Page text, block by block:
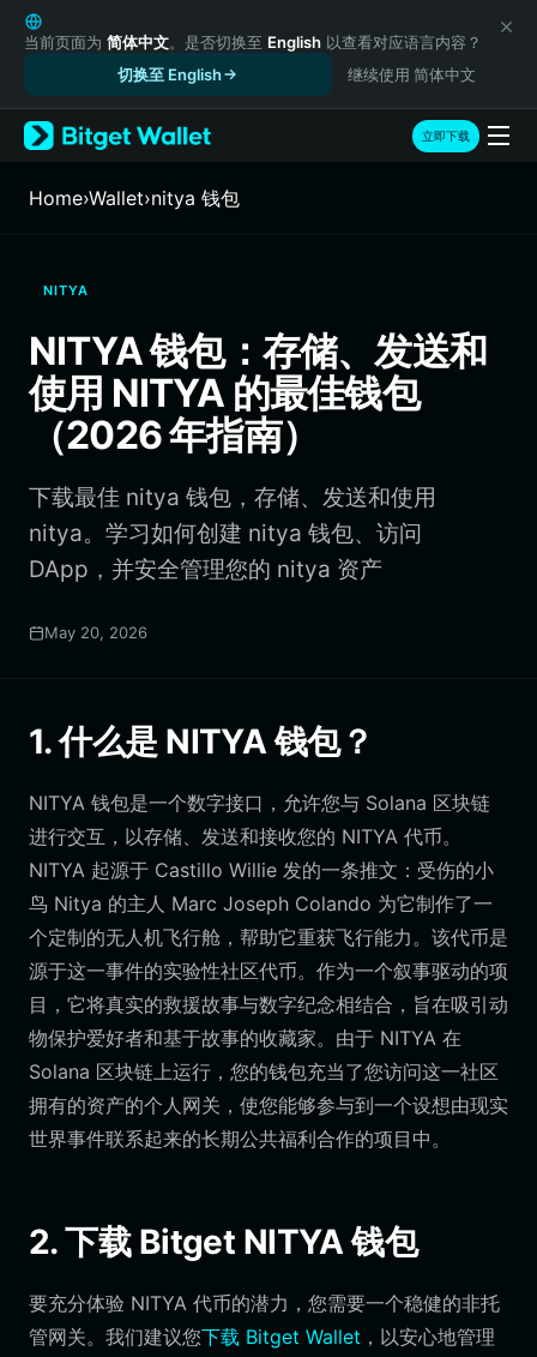
English
日本語
Русский
Español (Latinoamérica)
Türkçe
Italiano
繁體中文
Português (Portugal)
Bahasa Indonesia
ภาษาไทย
Português (Brasil)
Español (Argentina)
当前页面为 简体中文。是否切换至 English 以查看对应语言内容？
切换至 English
继续使用 简体中文
立即下载
Home›Wallet›nitya 钱包
NITYA
NITYA 钱包：存储、发送和
使用 NITYA 的最佳钱包
（2026 年指南）
下载最佳 nitya 钱包，存储、发送和使用
nitya。学习如何创建 nitya 钱包、访问
DApp，并安全管理您的 nitya 资产
May 20, 2026
1. 什么是 NITYA 钱包？
NITYA 钱包是一个数字接口，允许您与 Solana 区块链
进行交互，以存储、发送和接收您的 NITYA 代币。
NITYA 起源于 Castillo Willie 发的一条推文：受伤的小
鸟 Nitya 的主人 Marc Joseph Colando 为它制作了一
个定制的无人机飞行舱，帮助它重获飞行能力。该代币是
源于这一事件的实验性社区代币。作为一个叙事驱动的项
目，它将真实的救援故事与数字纪念相结合，旨在吸引动
物保护爱好者和基于故事的收藏家。由于 NITYA 在
Solana 区块链上运行，您的钱包充当了您访问这一社区
拥有的资产的个人网关，使您能够参与到一个设想由现实
世界事件联系起来的长期公共福利合作的项目中。
2. 下载 Bitget NITYA 钱包
要充分体验 NITYA 代币的潜力，您需要一个稳健的非托
管网关。我们建议您下载 Bitget Wallet ，以安心地管理